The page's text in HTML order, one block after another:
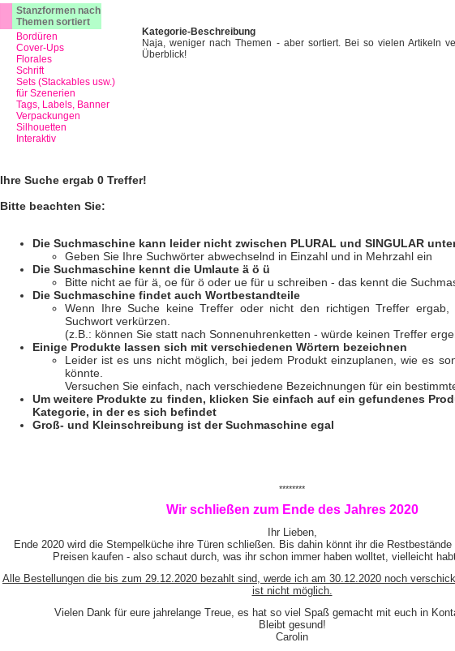
Stanzformen nach
Themen sortiert
Bordüren
Cover-Ups
Florales
Schrift
Sets (Stackables usw.)
für Szenerien
Tags, Labels, Banner
Verpackungen
Silhouetten
Interaktiv
Kategorie-Beschreibung
Naja, weniger nach Themen - aber sortiert. Bei so vielen Artikeln
Überblick!
Ihre Suche ergab 0 Treffer!
Bitte beachten Sie:
Die Suchmaschine kann leider nicht zwischen PLURAL und SINGULAR
Geben Sie Ihre Suchwörter abwechselnd in Einzahl und in Mehrzahl ein
Die Suchmaschine kennt die Umlaute ä ö ü
Bitte nicht ae für ä, oe für ö oder ue für u schreiben - das kennt die
Die Suchmaschine findet auch Wortbestandteile
Wenn Ihre Suche keine Treffer oder nicht den richtigen Treffer ergab,
Suchwort verkürzen.
(z.B.: können Sie statt nach Sonnenuhrenketten - würde keinen Treffer
Einige Produkte lassen sich mit verschiedenen Wörtern bezeichnen
Leider ist es uns nicht möglich, bei jedem Produkt einzuplanen, wie es
könnte.
Versuchen Sie einfach, nach verschiedene Bezeichnungen für ein
Um weitere Produkte zu finden, klicken Sie einfach auf ein gefundenes
Kategorie, in der es sich befindet
Groß- und Kleinschreibung ist der Suchmaschine egal
********
Wir schließen zum Ende des Jahres 2020
Ihr Lieben,
Ende 2020 wird die Stempelküche ihre Türen schließen. Bis dahin könnt ihr die
Preisen kaufen - also schaut durch, was ihr schon immer haben wolltet, vielleicht
Alle Bestellungen die bis zum 29.12.2020 bezahlt sind, werde ich am 30.12.2020 noch
ist nicht möglich.
Vielen Dank für eure jahrelange Treue, es hat so viel Spaß gemacht mit euch in
Bleibt gesund!
Carolin